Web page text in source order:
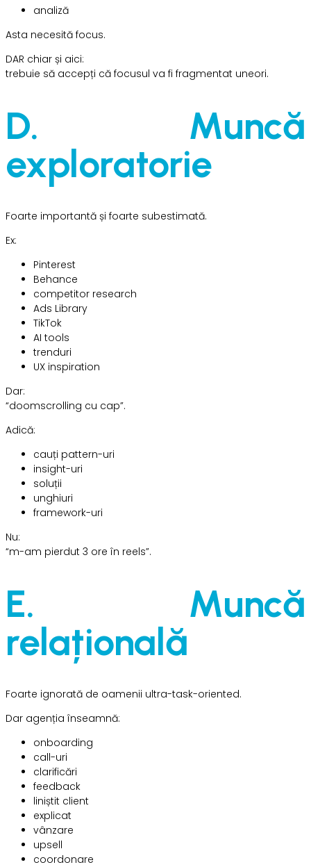
analiză
Asta necesită focus.
DAR chiar și aici:
trebuie să accepți că focusul va fi fragmentat uneori.
D. Muncă
exploratorie
Foarte importantă și foarte subestimată.
Ex:
Pinterest
Behance
competitor research
Ads Library
TikTok
AI tools
trenduri
UX inspiration
Dar:
“doomscrolling cu cap”.
Adică:
cauți pattern-uri
insight-uri
soluții
unghiuri
framework-uri
Nu:
“m-am pierdut 3 ore în reels”.
E. Muncă
relațională
Foarte ignorată de oamenii ultra-task-oriented.
Dar agenția înseamnă:
onboarding
call-uri
clarificări
feedback
liniștit client
explicat
vânzare
upsell
coordonare